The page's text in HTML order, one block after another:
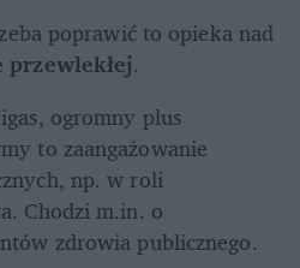
poprawić to opieka nad
.
ogromny plus
to zaangażowanie
np. w roli
Chodzi m.in. o
zdrowia publicznego.